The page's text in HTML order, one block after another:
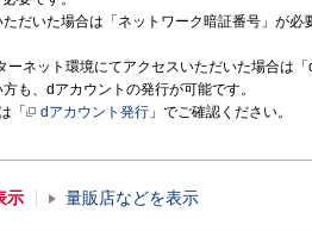
ただいた場合は「ネットワーク暗証番号」が
ーネット環境にてアクセスいただいた場合は
も、dアカウントの発行が可能です。
「
dアカウント発行 」でご確認ください。
示 量販店などを表示